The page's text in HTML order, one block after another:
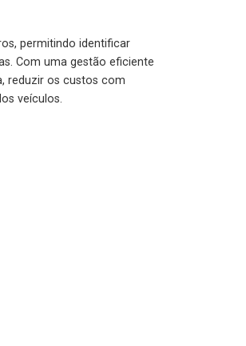
permitindo identificar
Com uma gestão eficiente
reduzir os custos com
veículos.